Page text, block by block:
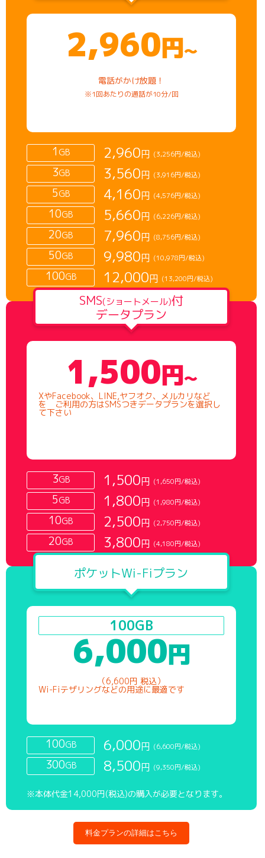
2,960円～
電話がかけ放題！
※1回あたりの通話が10分/回
1 GB 2,960円 (3,256円/税込)
3GB 3,560円 (3,916円/税込)
5GB 4,160円 (4,576円/税込)
10GB 5,660円 (6,226円/税込)
20GB 7,960円 (8,756円/税込)
50GB 9,980円 (10,978円/税込)
100GB 12,000円 (13,200円/税込)
SMS(ショートメール)付
データプラン
1,500円〜
XやFacebook、LINE,ヤフオク、メルカリなど
を ご利用の方はSMSつきデータプランを選択し
て下さい
3GB 1,500円 (1,650円/税込)
5GB 1,800円 (1,980円/税込)
10GB 2,500円 (2,750円/税込)
20GB 3,800円 (4,180円/税込)
ポケットWi-Fiプラン
100GB
6,000円
（6,600円 税込）
Wi-Fiテザリングなどの用途に最適です
100GB 6,000円 (6,600円/税込)
300GB 8,500円 (9,350円/税込)
※本体代金14,000円(税込)の購入が必要となります。
料金プランの詳細はこちら